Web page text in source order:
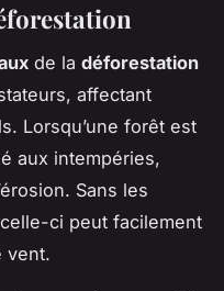
de la déforestation
affectant
Lorsqu’une forêt est
aux intempéries,
Sans les
ci peut facilement
vent.